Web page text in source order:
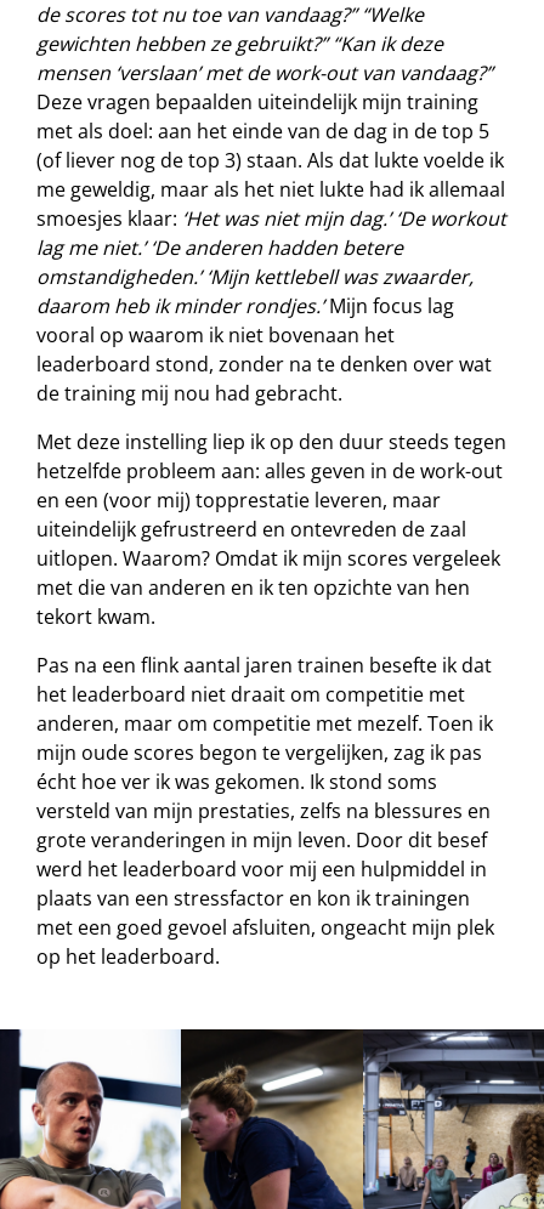
de scores tot nu toe van vandaag?” “Welke
gewichten hebben ze gebruikt?” “Kan ik deze
mensen ‘verslaan’ met de work-out van vandaag?”
Deze vragen bepaalden uiteindelijk mijn training
met als doel: aan het einde van de dag in de top 5
(of liever nog de top 3) staan. Als dat lukte voelde ik
me geweldig, maar als het niet lukte had ik allemaal
smoesjes klaar: ‘Het was niet mijn dag.’ ‘De workout
lag me niet.’ ‘De anderen hadden betere
omstandigheden.’ ‘Mijn kettlebell was zwaarder,
daarom heb ik minder rondjes.’Mijn focus lag
vooral op waarom ik niet bovenaan het
leaderboard stond, zonder na te denken over wat
de training mij nou had gebracht.
Met deze instelling liep ik op den duur steeds tegen
hetzelfde probleem aan: alles geven in de work-out
en een (voor mij) topprestatie leveren, maar
uiteindelijk gefrustreerd en ontevreden de zaal
uitlopen. Waarom? Omdat ik mijn scores vergeleek
met die van anderen en ik ten opzichte van hen
tekort kwam.
Pas na een flink aantal jaren trainen besefte ik dat
het leaderboard niet draait om competitie met
anderen, maar om competitie met mezelf. Toen ik
mijn oude scores begon te vergelijken, zag ik pas
écht hoe ver ik was gekomen. Ik stond soms
versteld van mijn prestaties, zelfs na blessures en
grote veranderingen in mijn leven. Door dit besef
werd het leaderboard voor mij een hulpmiddel in
plaats van een stressfactor en kon ik trainingen
met een goed gevoel afsluiten, ongeacht mijn plek
op het leaderboard.